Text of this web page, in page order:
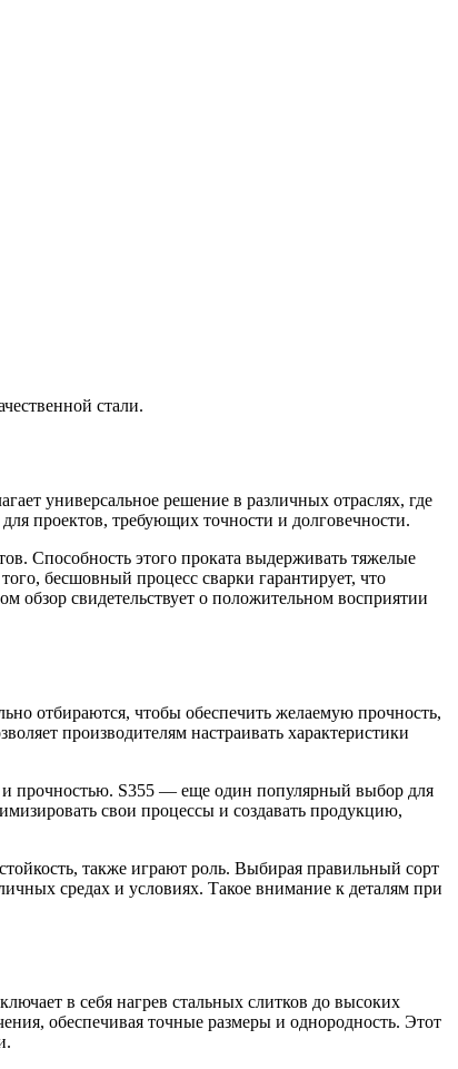
стали.
универсальное решение в различных отраслях, где
проектов, требующих точности и долговечности.
Способность этого проката выдерживать тяжелые
бесшовный процесс сварки гарантирует, что
обзор свидетельствует о положительном восприятии
отбираются, чтобы обеспечить желаемую прочность,
производителям настраивать характеристики
и прочностью. S355 — еще один популярный выбор для
свои процессы и создавать продукцию,
также играют роль. Выбирая правильный сорт
средах и условиях. Такое внимание к деталям при
в себя нагрев стальных слитков до высоких
обеспечивая точные размеры и однородность. Этот